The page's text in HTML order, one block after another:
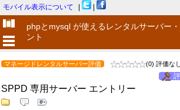
モバイル表示について
phpとmysql が使えるレンタルサーバー
ント
マネージドレンタルサーバー評価 (0) 評価なし
SPPD 専用サーバー エントリー